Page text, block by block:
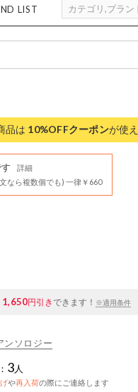
LIST
品は 10%OFFクーポンが使
詳細
なら複数個でも) 一律￥660
1,650円引きできます！ ※適用条件
ソロジー
3人
や再入荷の際にご連絡します